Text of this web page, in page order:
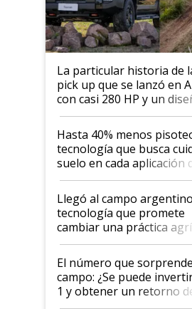
La particular historia de
pick up que se lanzó en
con casi 280 HP y un
cuánto se vende
Hasta 40% menos
tecnología que busca
suelo en cada aplicación
llevó Jacto al Congreso
Aapresid 2026
Llegó al campo
tecnología que promete
cambiar una práctica
clave: ¿Y si analizar el
fuera tan simple como
un botón?
El número que
campo: ¿Se puede
1 y obtener un retorno
hasta US$ 10 en